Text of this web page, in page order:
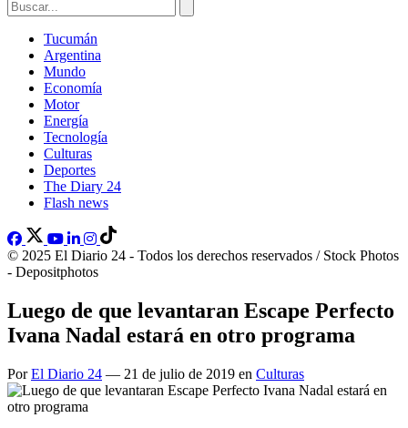
Tucumán
Argentina
Mundo
Economía
Motor
Energía
Tecnología
Culturas
Deportes
The Diary 24
Flash news
© 2025 El Diario 24 - Todos los derechos reservados / Stock Photos
- Depositphotos
Luego de que levantaran Escape Perfecto
Ivana Nadal estará en otro programa
PorEl Diario 24 — 21 de julio de 2019 en Culturas